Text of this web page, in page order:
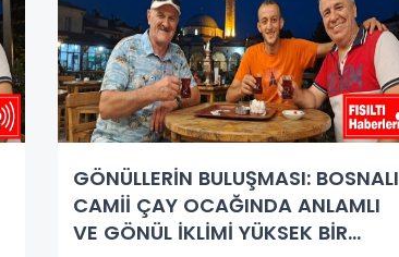
GÖNÜLLERİN BULUŞMASI: BOSNALI
CAMİİ ÇAY OCAĞINDA ANLAMLI
VE GÖNÜL İKLİMİ YÜKSEK BİR